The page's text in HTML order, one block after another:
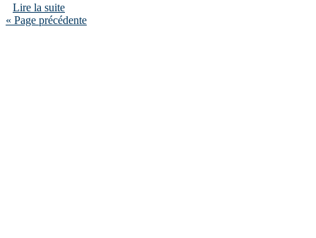
Lire la suite
« Page précédente